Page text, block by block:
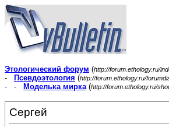
Этологический форум (http://forum.ethology.ru/
-
Псевдоэтология (http://forum.ethology.ru/
- -
Моделька мирка(http://forum.ethology.ru/
Сергей